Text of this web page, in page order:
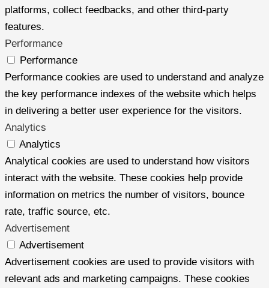
platforms, collect feedbacks, and other third-party
features.
Performance
Performance
Performance cookies are used to understand and analyze
the key performance indexes of the website which helps
in delivering a better user experience for the visitors.
Analytics
Analytics
Analytical cookies are used to understand how visitors
interact with the website. These cookies help provide
information on metrics the number of visitors, bounce
rate, traffic source, etc.
Advertisement
Advertisement
Advertisement cookies are used to provide visitors with
relevant ads and marketing campaigns. These cookies